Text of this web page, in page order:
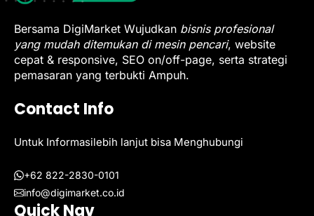
Bersama DigiMarket Wujudkan bisnis profesional
yang mudah ditemukan di mesin pencari, website
cepat & responsive, SEO on/off-page, serta strategi
pemasaran yang terbukti Ampuh.
Contact Info
Untuk Informasilebih lanjut bisa Menghubungi
+62 822-2830-0101
info@digimarket.co.id
Quick Nav